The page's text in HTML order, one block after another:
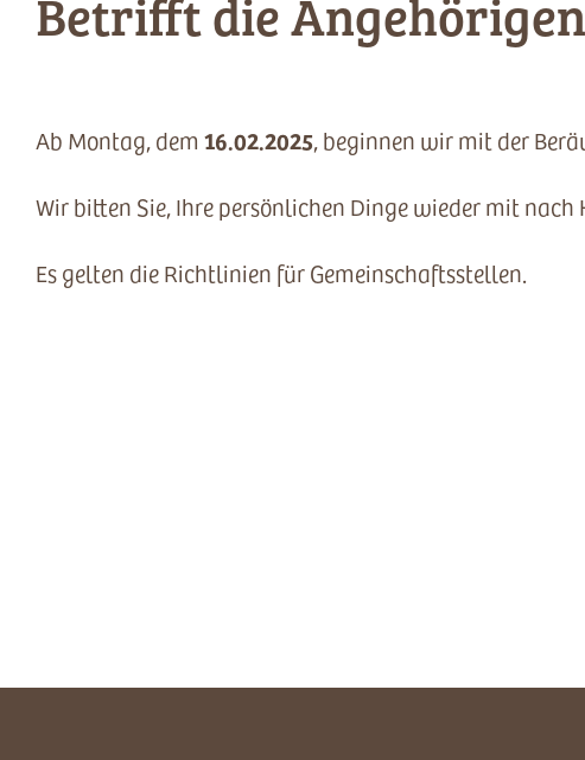
Betrifft die
Ab Montag, dem 16.02.2025, beginnen wir mit der
Wir bitten Sie, Ihre persönlichen Dinge wieder mit nach
Es gelten die Richtlinien für Gemeinschaftsstellen.